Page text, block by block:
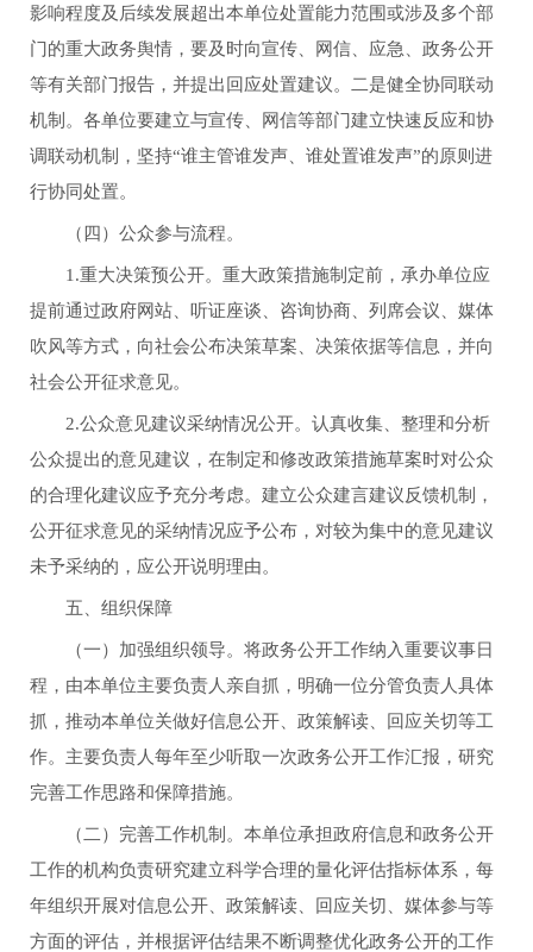
影响程度及后续发展超出本单位处置能力范围或涉及多个部
门的重大政务舆情，要及时向宣传、网信、应急、政务公开
等有关部门报告，并提出回应处置建议。二是健全协同联动
机制。各单位要建立与宣传、网信等部门建立快速反应和协
调联动机制，坚持“谁主管谁发声、谁处置谁发声”的原则进
行协同处置。
（四）公众参与流程。
1.重大决策预公开。重大政策措施制定前，承办单位应
提前通过政府网站、听证座谈、咨询协商、列席会议、媒体
吹风等方式，向社会公布决策草案、决策依据等信息，并向
社会公开征求意见。
2.公众意见建议采纳情况公开。认真收集、整理和分析
公众提出的意见建议，在制定和修改政策措施草案时对公众
的合理化建议应予充分考虑。建立公众建言建议反馈机制，
公开征求意见的采纳情况应予公布，对较为集中的意见建议
未予采纳的，应公开说明理由。
五、组织保障
（一）加强组织领导。将政务公开工作纳入重要议事日
程，由本单位主要负责人亲自抓，明确一位分管负责人具体
抓，推动本单位关做好信息公开、政策解读、回应关切等工
作。主要负责人每年至少听取一次政务公开工作汇报，研究
完善工作思路和保障措施。
（二）完善工作机制。本单位承担政府信息和政务公开
工作的机构负责研究建立科学合理的量化评估指标体系，每
年组织开展对信息公开、政策解读、回应关切、媒体参与等
方面的评估，并根据评估结果不断调整优化政务公开的工作